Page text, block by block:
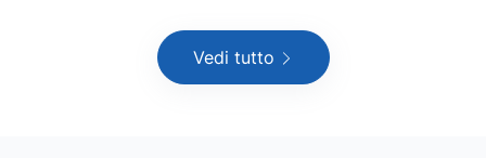
Vedi tutto